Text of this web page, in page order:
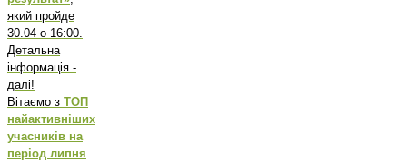
який пройде
30.04 о 16:00.
Детальна
інформація -
далі!
Вітаємо з ТОП
найактивніших
учасників на
період липня